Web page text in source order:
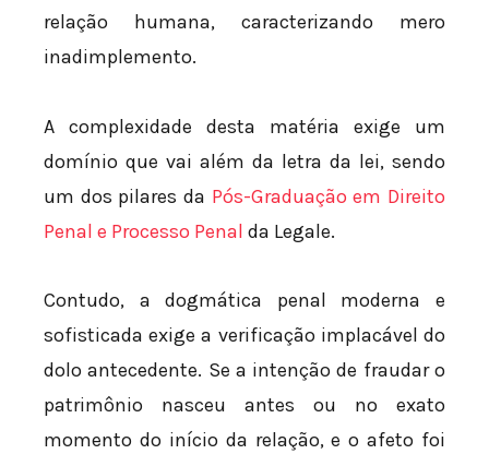
relação humana, caracterizando mero
inadimplemento.
A complexidade desta matéria exige um
domínio que vai além da letra da lei, sendo
um dos pilares da Pós-Graduação em Direito
Penal e Processo Penal da Legale.
Contudo, a dogmática penal moderna e
sofisticada exige a verificação implacável do
dolo antecedente. Se a intenção de fraudar o
patrimônio nasceu antes ou no exato
momento do início da relação, e o afeto foi